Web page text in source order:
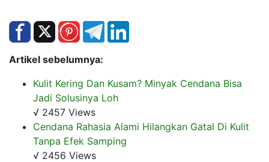
Artikel sebelumnya:
Kulit Kering Dan Kusam? Minyak Cendana Bisa
Jadi Solusinya Loh
√ 2457 Views
Cendana Rahasia Alami Hilangkan Gatal Di Kulit
Tanpa Efek Samping
√ 2456 Views